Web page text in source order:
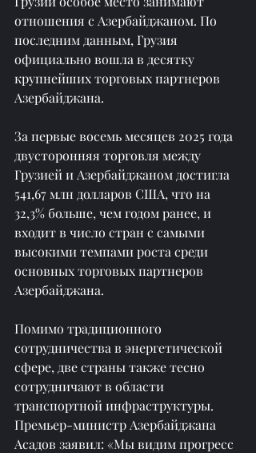
отношения с Азербайджаном. По
последним данным, Грузия
официально вошла в десятку
крупнейших торговых партнеров
Азербайджана.
За первые восемь месяцев 2025 года
двусторонняя торговля между
Грузией и Азербайджаном достигла
541,67 млн ​​долларов США, что на
32,3% больше, чем годом ранее, и
входит в число стран с самыми
высокими темпами роста среди
основных торговых партнеров
Азербайджана.
Помимо традиционного
сотрудничества в энергетической
сфере, две страны также тесно
сотрудничают в области
транспортной инфраструктуры.
Премьер-министр Азербайджана
Асадов заявил: «Мы видим прогресс